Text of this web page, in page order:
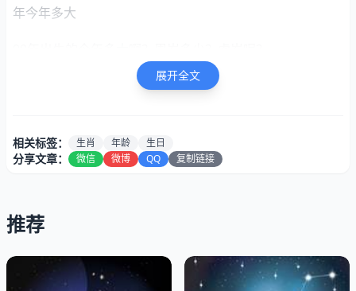
年今年多大
展开全文
相关标签： 生肖 年龄 生日
分享文章： 微信 微博 QQ 复制链接
推荐